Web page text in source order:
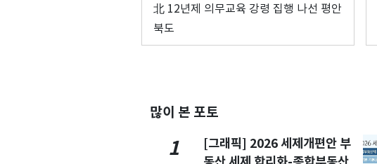
北 12년제 의무교육 강령 집행 나선 평안
북도
많이 본 포토
1
[그래픽] 2026 세제개편안 부